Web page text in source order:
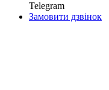
Telegram
Замовити дзвінок